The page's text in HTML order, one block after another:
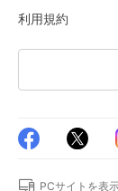
利用規約
PCサイトを表